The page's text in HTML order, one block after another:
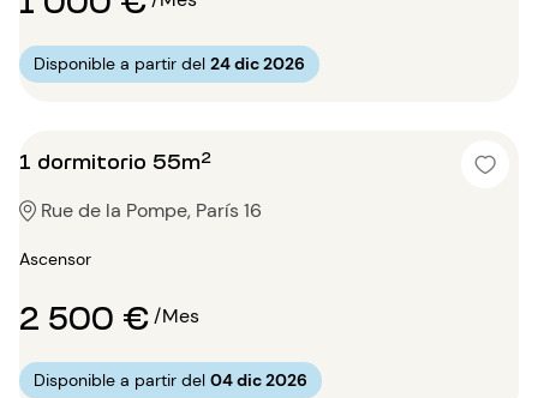
Disponible a partir del 24 dic 2026
1 dormitorio 55m²
Rue de la Pompe, París 16
Ascensor
2 500 €/Mes
Disponible a partir del 04 dic 2026